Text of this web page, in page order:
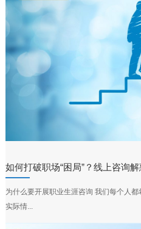
如何打破职场“困局”？线上咨询
为什么要开展职业生涯咨询 我们每个人
实际情...